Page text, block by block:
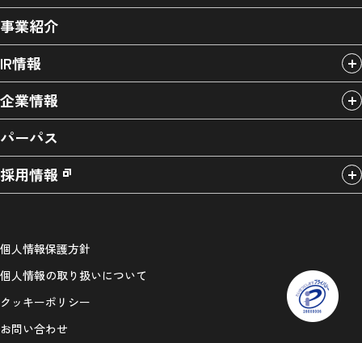
事業紹介
IR情報
企業情報
パーパス
採用情報
個人情報保護方針
個人情報の取り扱いについて
クッキーポリシー
お問い合わせ